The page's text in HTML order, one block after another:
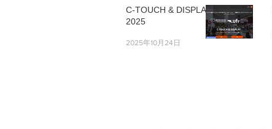
C-TOUCH & DISPLAY
2025
2025年10月24日